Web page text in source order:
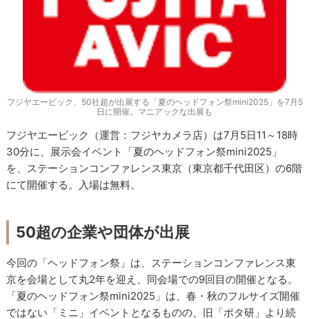
フジヤエービック、50社超が出展する「夏のヘッドフォン祭mini2025」を7月5
日に開催。マニアックな出展も
フジヤエービック（運営：フジヤカメラ店）は7月5日11～18時
30分に、展示会イベント「夏のヘッドフォン祭mini2025」
を、ステーションコンファレンス東京（東京都千代田区）の6階
にて開催する。入場は無料。
50超の企業や団体が出展
今回の「ヘッドフォン祭」は、ステーションコンファレンス東
京を会場として丸2年を迎え、同会場での9回目の開催となる。
「夏のヘッドフォン祭mini2025」は、春・秋のフルサイズ開催
ではない「ミニ」イベントとなるものの、旧「ポタ研」より続